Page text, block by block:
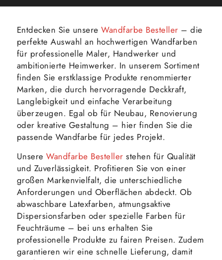
Entdecken Sie unsereWandfarbe Besteller – die
perfekte Auswahl an hochwertigen Wandfarben
für professionelle Maler, Handwerker und
ambitionierte Heimwerker. In unserem Sortiment
finden Sie erstklassige Produkte renommierter
Marken, die durch hervorragende Deckkraft,
Langlebigkeit und einfache Verarbeitung
überzeugen. Egal ob für Neubau, Renovierung
oder kreative Gestaltung – hier finden Sie die
passende Wandfarbe für jedes Projekt.
UnsereWandfarbe Besteller stehen für Qualität
und Zuverlässigkeit. Profitieren Sie von einer
großen Markenvielfalt, die unterschiedliche
Anforderungen und Oberflächen abdeckt. Ob
abwaschbare Latexfarben, atmungsaktive
Dispersionsfarben oder spezielle Farben für
Feuchträume – bei uns erhalten Sie
professionelle Produkte zu fairen Preisen. Zudem
garantieren wir eine schnelle Lieferung, damit